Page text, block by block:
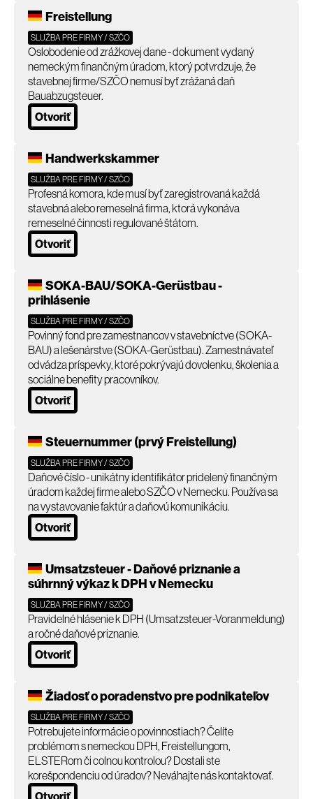
Freistellung
SLUŽBA PRE FIRMY / SZČO
Oslobodenie od zrážkovej dane - dokument vydaný
nemeckým finančným úradom, ktorý potvrdzuje, že
stavebnej firme/SZČO nemusí byť zrážaná daň
Bauabzugsteuer.
Otvoriť
Handwerkskammer
SLUŽBA PRE FIRMY / SZČO
Profesná komora, kde musí byť zaregistrovaná každá
stavebná alebo remeselná firma, ktorá vykonáva
remeselné činnosti regulované štátom.
Otvoriť
SOKA-BAU/SOKA-Gerüstbau -
prihlásenie
SLUŽBA PRE FIRMY / SZČO
Povinný fond pre zamestnancov v stavebníctve (SOKA-
BAU) a lešenárstve (SOKA-Gerüstbau). Zamestnávateľ
odvádza príspevky, ktoré pokrývajú dovolenku, školenia a
sociálne benefity pracovníkov.
Otvoriť
Steuernummer (prvý Freistellung)
SLUŽBA PRE FIRMY / SZČO
Daňové číslo - unikátny identifikátor pridelený finančným
úradom každej firme alebo SZČO v Nemecku. Používa sa
na vystavovanie faktúr a daňovú komunikáciu.
Otvoriť
Umsatzsteuer - Daňové priznanie a
súhrnný výkaz k DPH v Nemecku
SLUŽBA PRE FIRMY / SZČO
Pravidelné hlásenie k DPH (Umsatzsteuer-Voranmeldung)
a ročné daňové priznanie.
Otvoriť
Žiadosť o poradenstvo pre podnikateľov
SLUŽBA PRE FIRMY / SZČO
Potrebujete informácie o povinnostiach? Čelíte
problémom s nemeckou DPH, Freistellungom,
ELSTERom či colnou kontrolou? Dostali ste
korešpondenciu od úradov? Neváhajte nás kontaktovať.
Otvoriť